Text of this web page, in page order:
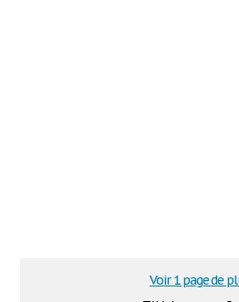
Voir 1 page de